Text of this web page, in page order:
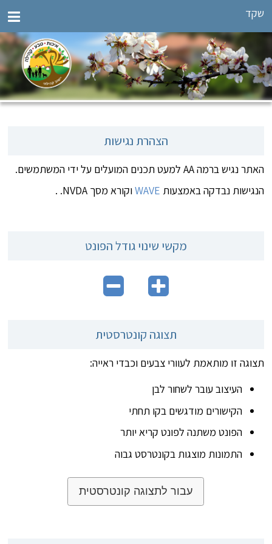
שקד
הצהרת נגישות
האתר נגיש ברמה AA למעט תכנים המועלים על ידי המשתמשים.
הנגישות נבדקה באמצעות WAVEוקורא מסך NVDA. .
מקשי שינוי גודל הפונט
תצוגה קונטרסטית
תצוגה זו מותאמת לעוורי צבעים וכבדי ראייה:
העיצוב עובר לשחור לבן
הקישורים מודגשים בקו תחתי
הפונט משתנה לפונט קריא יותר
התמונות מוצגות בקונטרסט גבוה
עבור לתצוגה קונטרסטית